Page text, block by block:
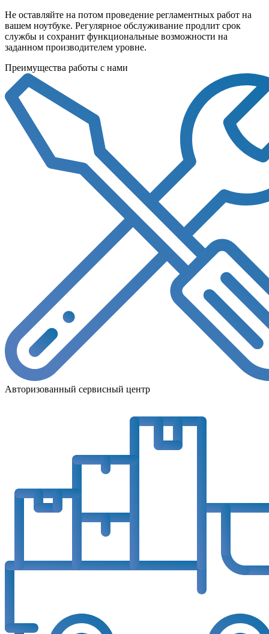
Не оставляйте на потом проведение регламентных работ на
вашем ноутбуке. Регулярное обслуживание продлит срок
службы и сохранит функциональные возможности на
заданном производителем уровне.
Преимущества работы с нами
Авторизованный сервисный центр